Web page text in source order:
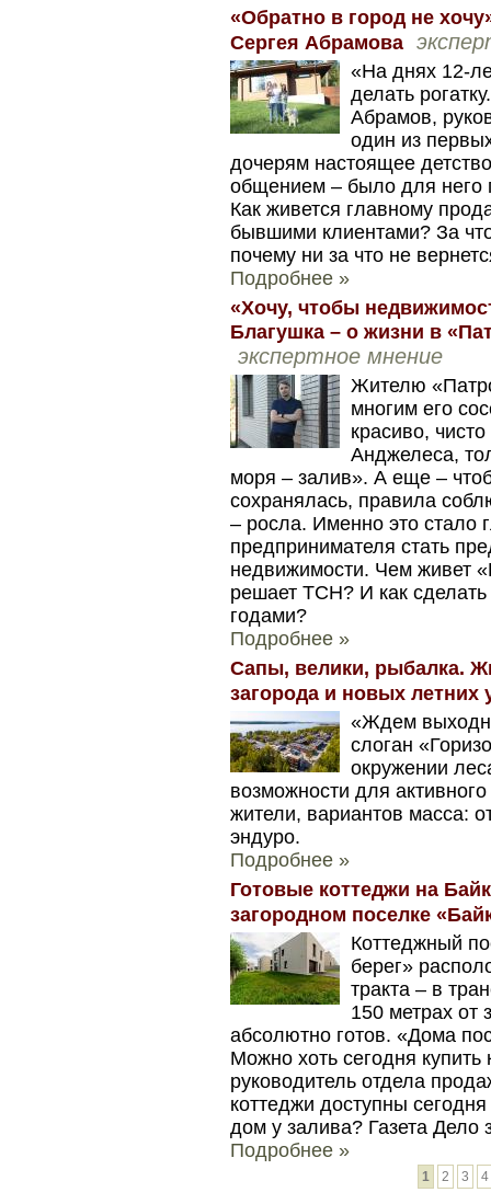
«Обратно в город не
Сергея Абрамова
«На днях 12-
делать
Абрамов,
один из
дочерям настоящее
общением – было для него
Как живется главному
бывшими клиентами? За
почему ни за что не
Подробнее »
«Хочу, чтобы
Благушка – о жизни в
экспертное мнение
Жителю
многим его
красиво,
Анджелеса,
моря – залив». А еще –
сохранялась, правила
– росла. Именно это стало
предпринимателя стать
недвижимости. Чем живет
решает ТСН? И как
годами?
Подробнее »
Сапы, велики, рыбалка.
загорода и новых летних
«Ждем
слоган
окружении
возможности для
жители, вариантов масса:
эндуро.
Подробнее »
Готовые коттеджи на
загородном поселке
Коттеджный
берег»
тракта – в
150 метрах от
абсолютно готов. «Дома
Можно хоть сегодня купить
руководитель отдела
коттеджи доступны
дом у залива? Газета
Подробнее »
1 2 3 4